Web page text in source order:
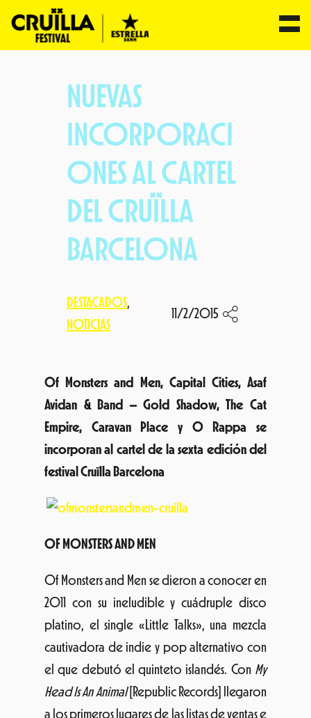
NUEVAS
INCORPORACI
ONES AL CARTEL
DEL CRUÏLLA
BARCELONA
DESTACADOS
NOTICIAS
11/2/2015
Of Monsters and Men, Capital Cities, Asaf
Avidan & Band – Gold Shadow, The Cat
Empire, Caravan Place y O Rappa se
incorporan al cartel de la sexta edición del
festival Cruïlla Barcelona
OF MONSTERS AND MEN
Of Monsters and Men se dieron a conocer en
2011 con su ineludible y cuádruple disco
platino, el single «Little Talks», una mezcla
cautivadora de indie y pop alternativo con
el que debutó el quinteto islandés. Con My
Head Is An Animal[Republic Records] llegaron
a los primeros lugares de las listas de ventas e